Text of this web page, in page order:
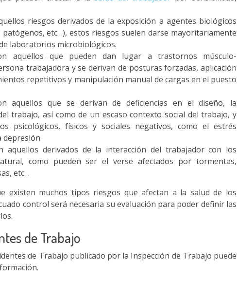
riesgos derivados de la exposición a agentes biológicos
etc…), estos riesgos suelen darse mayoritariamente
laboratorios microbiológicos.
aquellos que pueden dan lugar a trastornos músculo-
trabajadora y se derivan de posturas forzadas, aplicación
repetitivos y manipulación manual de cargas en el puesto
aquellos que se derivan de deficiencias en el diseño, la
trabajo, así como de un escaso contexto social del trabajo, y
psicológicos, físicos y sociales negativos, como el estrés
depresión
aquellos derivados de la interacción del trabajador con los
como pueden ser el verse afectados por tormentas,
etc…
existen muchos tipos riesgos que afectan a la salud de los
control será necesaria su evaluación para poder definir las
de Trabajo
de Trabajo publicado por la Inspección de Trabajo puede